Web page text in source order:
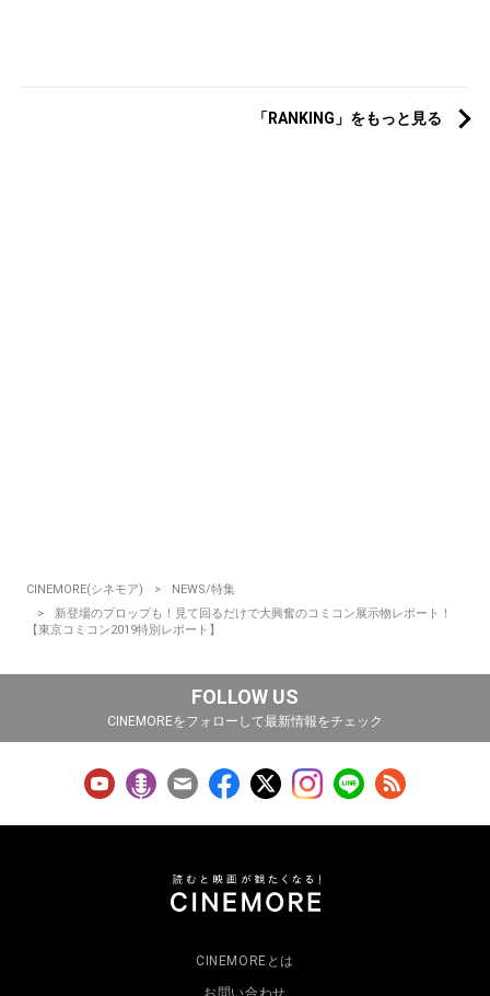
「RANKING」をもっと見る
CINEMORE(シネモア)
NEWS/特集
新登場のプロップも！見て回るだけで大興奮のコミコン展示物レポート！
【東京コミコン2019特別レポート】
FOLLOW US
CINEMOREをフォローして最新情報をチェック
CINEMOREとは
お問い合わせ